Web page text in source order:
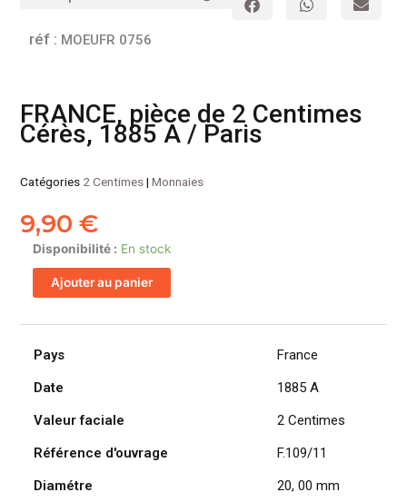
réf : MOEUFR 0756
FRANCE, pièce de 2 Centimes
Cérès, 1885 A / Paris
Catégories 2 Centimes|Monnaies
9,90€
Disponibilité : En stock
quantité
de
FRANCE,
de
Cérès,
Ajouter au panier
Pays
France
Date
1885 A
Valeur faciale
2 Centimes
Référence d'ouvrage
F.109/11
Diamétre
20, 00 mm